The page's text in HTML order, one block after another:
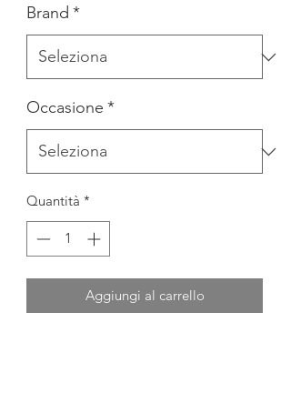
Brand *
Occasione *
Quantità *
Aggiungi al carrello